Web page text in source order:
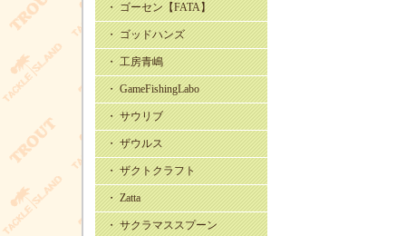
・ ゴーセン【FATA】
・ ゴッドハンズ
・ 工房青嶋
・ GameFishingLabo
・ サウリブ
・ ザウルス
・ ザクトクラフト
・ Zatta
・ サクラマススプーン